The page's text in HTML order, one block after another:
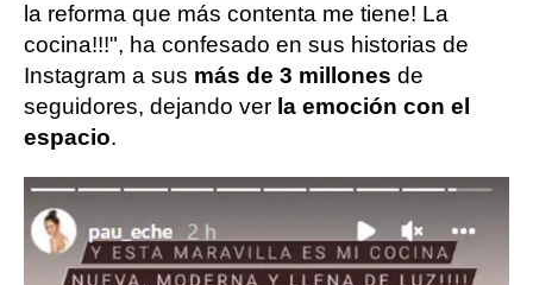
la reforma que más contenta me tiene! La
cocina!!!", ha confesado en sus historias de
Instagram a sus más de 3 millones de
seguidores, dejando ver la emoción con el
espacio.